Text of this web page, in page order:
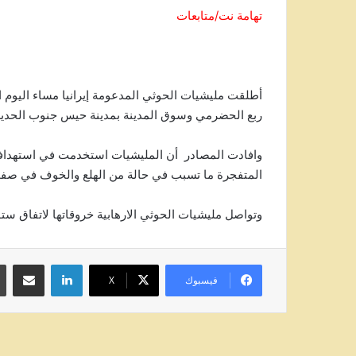
تهامة نت/متابعات
أطلقت مليشيات الحوثي المدعومة إيرانيا مساء
ربع الحضرمي وسوق المدينة بمدينة حيس جنوب
المتفجرة ما تسبب في حالة من الهلع والخوف في
وتواصل مليشيات الحوثي الارهابية خروقاتها لاتفاق
فيسبوك ‫X
لينكدإن مشاركة